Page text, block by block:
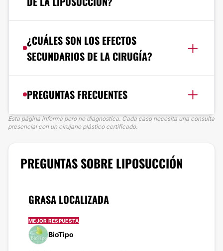
¿CUÁLES SON LOS EFECTOS
SECUNDARIOS DE LA CIRUGÍA?
PREGUNTAS FRECUENTES
Esta página informa pero no diagnostica. Cada caso necesita una consulta
presencial con un cirujano plástico certificado.
PREGUNTAS SOBRE LIPOSUCCIÓN
GRASA LOCALIZADA
MEJOR RESPUESTA
BioTipo